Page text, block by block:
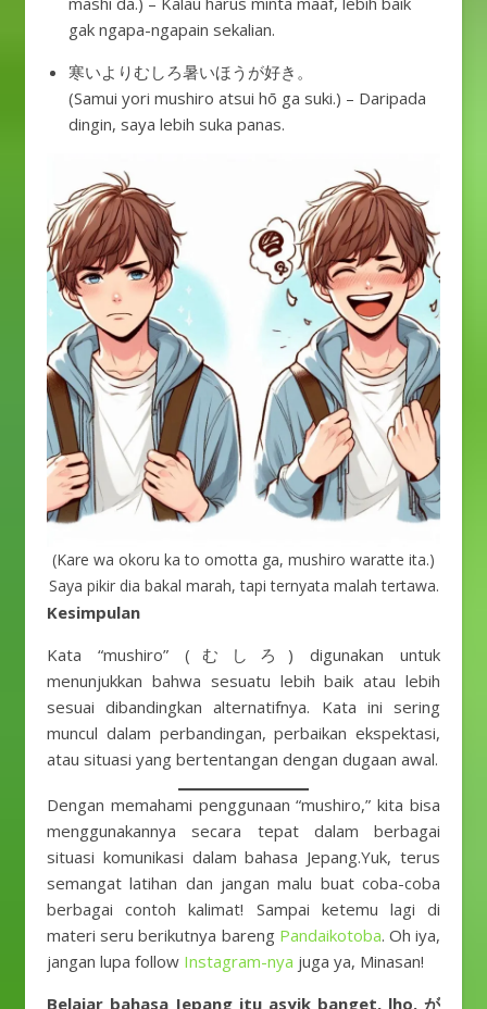
gak ngapa-ngapain sekalian.
寒いよりむしろ暑いほうが好き。
(Samui yori mushiro atsui hō ga suki.) – Daripada
dingin, saya lebih suka panas.
(Kare wa okoru ka to omotta ga, mushiro waratte ita.)
Saya pikir dia bakal marah, tapi ternyata malah tertawa.
Kesimpulan
Kata “mushiro” (むしろ) digunakan untuk
menunjukkan bahwa sesuatu lebih baik atau lebih
sesuai dibandingkan alternatifnya. Kata ini sering
muncul dalam perbandingan, perbaikan ekspektasi,
atau situasi yang bertentangan dengan dugaan awal.
Dengan memahami penggunaan “mushiro,” kita bisa
menggunakannya secara tepat dalam berbagai
situasi komunikasi dalam bahasa Jepang.Yuk, terus
semangat latihan dan jangan malu buat coba-coba
berbagai contoh kalimat! Sampai ketemu lagi di
materi seru berikutnya bareng Pandaikotoba. Oh iya,
jangan lupa follow Instagram-nya juga ya, Minasan!
Belajar bahasa Jepang itu asyik banget, lho. が